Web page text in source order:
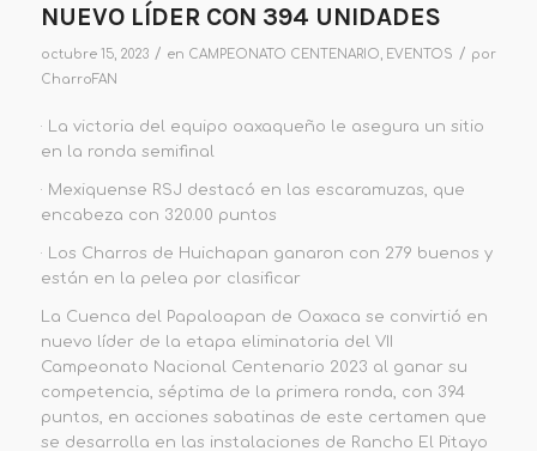
NUEVO LÍDER CON 394 UNIDADES
octubre 15, 2023 / en CAMPEONATO CENTENARIO EVENTOS / por
CharroFAN
· La victoria del equipo oaxaqueño le asegura un sitio
en la ronda semifinal
· Mexiquense RSJ destacó en las escaramuzas, que
encabeza con 320.00 puntos
· Los Charros de Huichapan ganaron con 279 buenos y
están en la pelea por clasificar
La Cuenca del Papaloapan de Oaxaca se convirtió en
nuevo líder de la etapa eliminatoria del VII
Campeonato Nacional Centenario 2023 al ganar su
competencia, séptima de la primera ronda, con 394
puntos, en acciones sabatinas de este certamen que
se desarrolla en las instalaciones de Rancho El Pitayo